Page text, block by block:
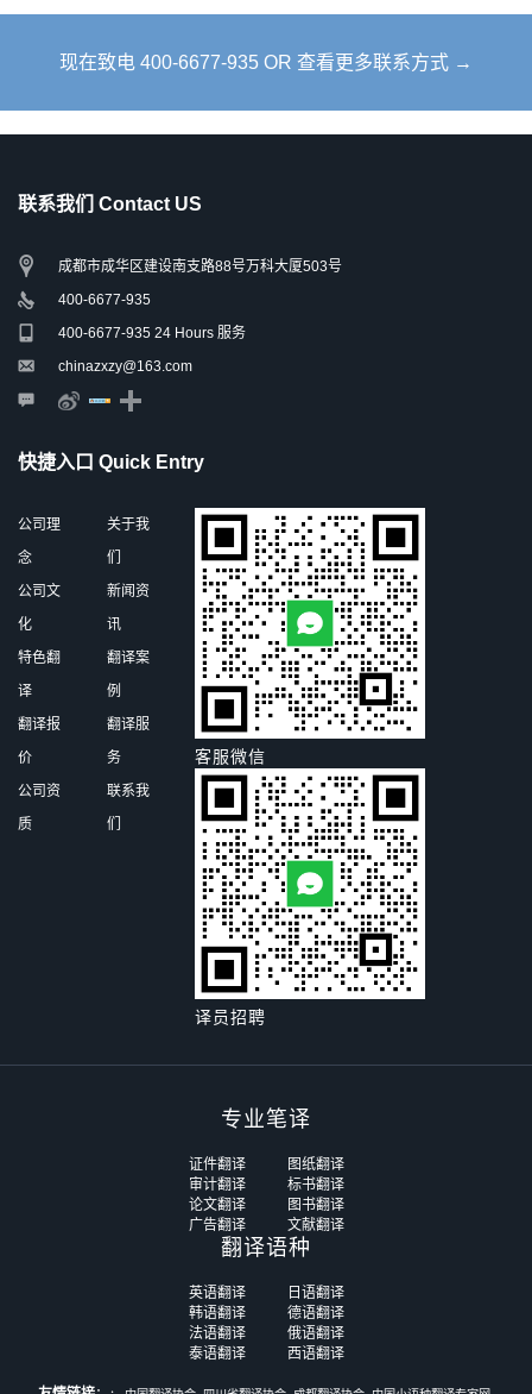
现在致电 400-6677-935 OR 查看更多联系方式 →
联系我们 Contact US
成都市成华区建设南支路88号万科大厦503号
400-6677-935
400-6677-935 24 Hours 服务
chinazxzy@163.com
快捷入口 Quick Entry
公司理
念
公司文
化
特色翻
译
翻译报
价
公司资
质
关于我
们
新闻资
讯
翻译案
例
翻译服
务
联系我
们
客服微信
译员招聘
专业笔译
证件翻译
图纸翻译
审计翻译
标书翻译
论文翻译
图书翻译
广告翻译
文献翻译
翻译语种
英语翻译
日语翻译
韩语翻译
德语翻译
法语翻译
俄语翻译
泰语翻译
西语翻译